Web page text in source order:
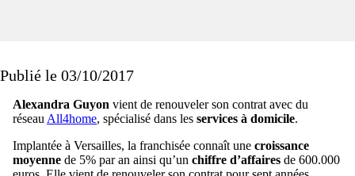
Publié le 03/10/2017
Alexandra Guyon vient de renouveler son contrat avec du
réseau All4home, spécialisé dans les services à domicile.
Implantée à Versailles, la franchisée connaît une croissance
moyenne de 5% par an ainsi qu’un chiffre d’affaires de 600.000